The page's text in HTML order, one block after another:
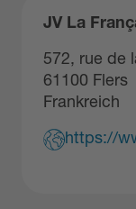
JV La
572, rue de
61100 Flers
Frankreich
https://